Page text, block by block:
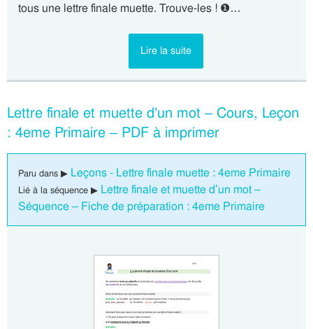
tous une lettre finale muette. Trouve-les ! ❶…
Lire la suite
Lettre finale et muette d’un mot – Cours, Leçon
: 4eme Primaire – PDF à imprimer
Paru dans ▶ Leçons - Lettre finale muette : 4eme Primaire
Lié à la séquence ▶ Lettre finale et muette d’un mot –
Séquence – Fiche de préparation : 4eme Primaire